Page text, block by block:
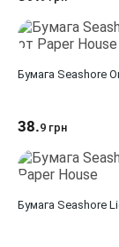
Бумага Seashore
38.9 грн
Бумага Seashore